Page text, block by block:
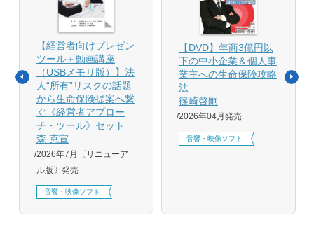
【経営者向けプレゼン
ツール＋動画講座
（USBメモリ版）】法
人“所有”リスクの話題
から生命保険提案へ繋
ぐ《経営者アプロー
チ・ツール》セット
森 克宣
2026年7月〔リニューア
ル版〕発売
音響・映像ソフト
【DVD】年商3億円以
下の中小企業＆個人事
業主への生命保険攻略
法
篠崎啓嗣
2026年04月発売
音響・映像ソフト